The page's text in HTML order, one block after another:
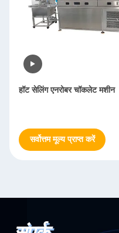
एनरोबर चॉकलेट मशीन
मूल्य प्राप्त करें